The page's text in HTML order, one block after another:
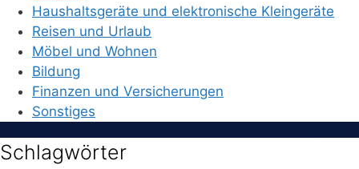
Haushaltsgeräte und elektronische Kleingeräte
Reisen und Urlaub
Möbel und Wohnen
Bildung
Finanzen und Versicherungen
Sonstiges
Schlagwörter